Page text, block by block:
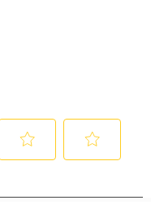
o menos (con una